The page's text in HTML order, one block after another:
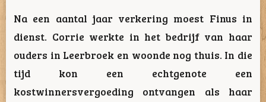
Na een aantal jaar verkering moest Finus in
dienst. Corrie werkte in het bedrijf van haar
ouders in Leerbroek en woonde nog thuis. In die
tijd kon een echtgenote een
kostwinnersvergoeding ontvangen als haar